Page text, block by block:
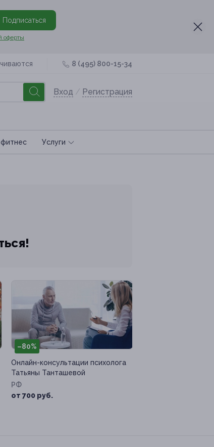
Подписаться
оферты
8 (495) 800-15-34
Вход / Регистрация
Услуги
–80%
Онлайн-консультации психолога
Татьяны Танташевой
РФ
от 700 руб.